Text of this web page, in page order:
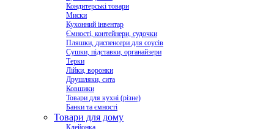
Кондитерські товари
Миски
Кухонний інвентар
Ємності, контейнери, судочки
Пляшки, диспенсери для соусів
Сушки, підставки, органайзери
Терки
Лійки, воронки
Друшляки, сита
Ковшики
Товари для кухні (різне)
Банки та ємності
Товари для дому
Клейонка